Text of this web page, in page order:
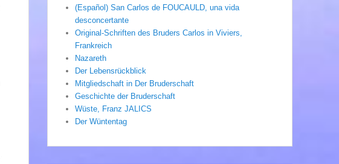
(Español) San Carlos de FOUCAULD, una vida
desconcertante
Original-Schriften des Bruders Carlos in Viviers,
Frankreich
Nazareth
Der Lebensrückblick
Mitgliedschaft in Der Bruderschaft
Geschichte der Bruderschaft
Wüste, Franz JALICS
Der Wüntentag